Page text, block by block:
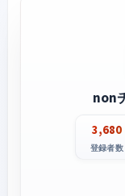
non
3,680
登録者数